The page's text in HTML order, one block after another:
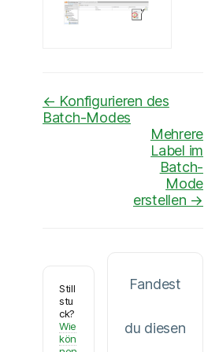
Navigation
← Konfigurieren des
Batch-Modes
Mehrere
Label im
Batch-
Mode
erstellen →
Still
stu
ck?
Wie
kön
Fandest
du diesen